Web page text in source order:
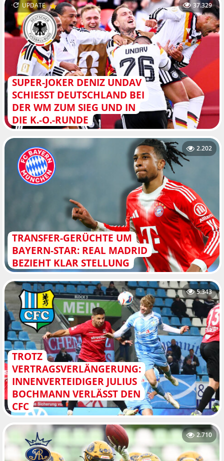
SUPER-JOKER DENIZ UNDAV
SCHIESST DEUTSCHLAND BEI D
ER WM ZUM SIEG UND IN D
IE K.-O.-RUNDE
UPDATE 37.329
TRANSFER-GERÜCHTE UM
BAYERN-STAR: REAL MADRID
BEZIEHT KLAR STELLUNG
2.202
TROTZ
VERTRAGSVERLÄNGERUNG:
INNENVERTEIDIGER JULIUS
BOCHMANN VERLÄSST DEN
CFC
5.343
2.710